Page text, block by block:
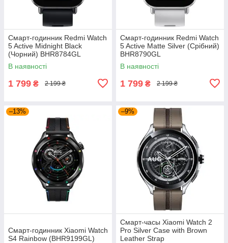
Смарт-годинник Redmi Watch
5 Active Midnight Black
(Чорний) BHR8784GL
В наявності
1 799 ₴ 2 199 ₴
Смарт-годинник Redmi Watch
5 Active Matte Silver (Срібний)
BHR8790GL
В наявності
1 799 ₴ 2 199 ₴
–13%
Смарт-годинник Xiaomi Watch
S4 Rainbow (BHR9199GL)
–9%
Смарт-часы Xiaomi Watch 2
Pro Silver Case with Brown
Leather Strap